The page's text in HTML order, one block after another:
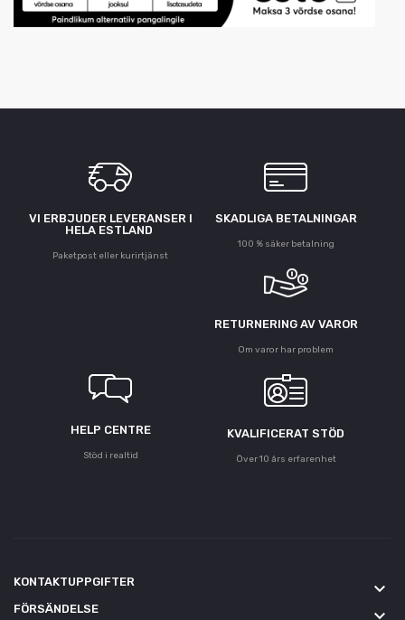
VI ERBJUDER LEVERANSER I
HELA ESTLAND
Paketpost eller kurirtjänst
SKADLIGA BETALNINGAR
100 % säker betalning
RETURNERING AV VAROR
Om varor har problem
HELP CENTRE
Stöd i realtid
KVALIFICERAT STÖD
Över 10 års erfarenhet
KONTAKTUPPGIFTER keyboard_arrow_down
FÖRSÄNDELSE